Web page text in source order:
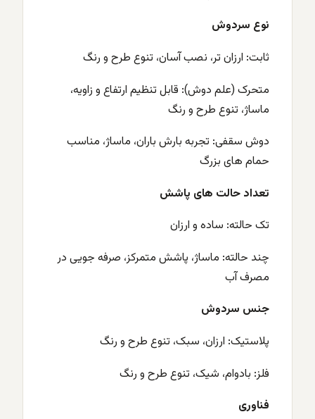
نوع سردوش
ثابت: ارزان تر، نصب آسان، تنوع طرح و رنگ
متحرک (علم دوش): قابل تنظیم ارتفاع و زاویه،
ماساژ، تنوع طرح و رنگ
دوش سقفی: تجربه بارش باران، ماساژ، مناسب
حمام های بزرگ
تعداد حالت های پاشش
تک حالته: ساده و ارزان
چند حالته: ماساژ، پاشش متمرکز، صرفه جویی در
مصرف آب
جنس سردوش
پلاستیک: ارزان، سبک، تنوع طرح و رنگ
فلز: بادوام، شیک، تنوع طرح و رنگ
فناوری